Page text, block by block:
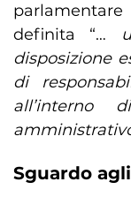
definita “…
disposizione
di
Sguardo